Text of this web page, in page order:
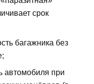
срок
багажника без
автомобиля при